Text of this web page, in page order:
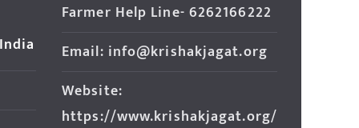
Farmer Help Line- 6262166222
Email: info@krishakjagat.org
Website:
https://www.krishakjagat.org/